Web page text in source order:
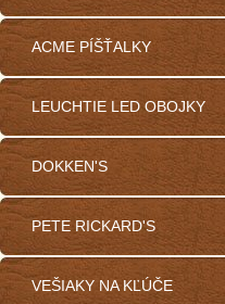
ACME PÍŠŤALKY
LEUCHTIE LED OBOJKY
DOKKEN'S
PETE RICKARD'S
VEŠIAKY NA KĽÚČE